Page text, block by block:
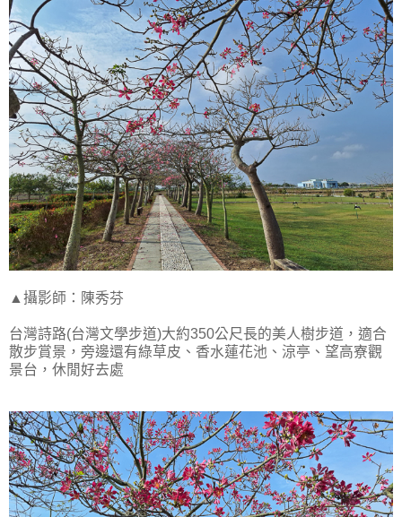
▲攝影師：陳秀芬
台灣詩路(台灣文學步道)大約350公尺長的美人樹步道，適合
散步賞景，旁邊還有綠草皮、香水蓮花池、涼亭、望高寮觀
景台，休閒好去處